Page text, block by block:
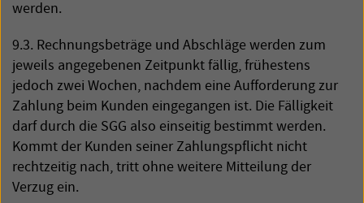
werden.
9.3. Rechnungsbeträge und Abschläge werden zum
jeweils angegebenen Zeitpunkt fällig, frühestens
jedoch zwei Wochen, nachdem eine Aufforderung zur
Zahlung beim Kunden eingegangen ist. Die Fälligkeit
darf durch die SGG also einseitig bestimmt werden.
Kommt der Kunden seiner Zahlungspflicht nicht
rechtzeitig nach, tritt ohne weitere Mitteilung der
Verzug ein.